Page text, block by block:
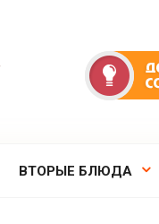
ВТОРЫЕ БЛЮДА